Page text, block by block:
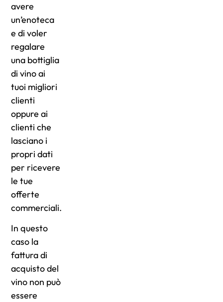
avere
un’enoteca
e di voler
regalare
una bottiglia
di vino ai
tuoi migliori
clienti
oppure ai
clienti che
lasciano i
propri dati
per ricevere
le tue
offerte
commerciali.
In questo
caso la
fattura di
acquisto del
vino non può
essere